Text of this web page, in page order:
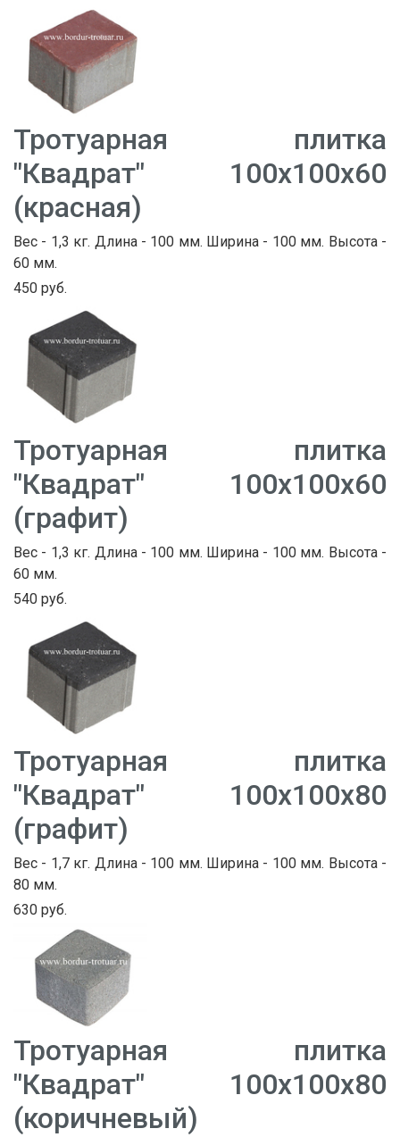
Тротуарная плитка
"Квадрат" 100х100х60
(красная)
Вес - 1,3 кг. Длина - 100 мм. Ширина - 100 мм. Высота -
60 мм.
450 руб.
Тротуарная плитка
"Квадрат" 100х100х60
(графит)
Вес - 1,3 кг. Длина - 100 мм. Ширина - 100 мм. Высота -
60 мм.
540 руб.
Тротуарная плитка
"Квадрат" 100х100х80
(графит)
Вес - 1,7 кг. Длина - 100 мм. Ширина - 100 мм. Высота -
80 мм.
630 руб.
Тротуарная плитка
"Квадрат" 100х100х80
(коричневый)